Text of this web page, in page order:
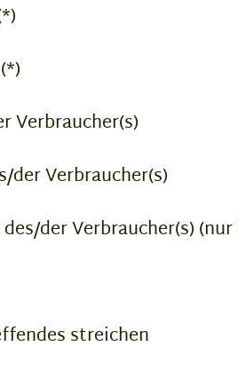
Verbraucher(s)
der Verbraucher(s)
der Verbraucher(s)
streichen